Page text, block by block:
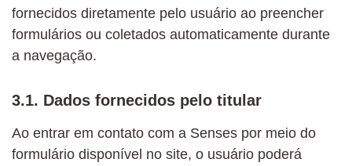
fornecidos diretamente pelo usuário ao preencher
formulários ou coletados automaticamente durante
a navegação.
3.1. Dados fornecidos pelo titular
Ao entrar em contato com a Senses por meio do
formulário disponível no site, o usuário poderá